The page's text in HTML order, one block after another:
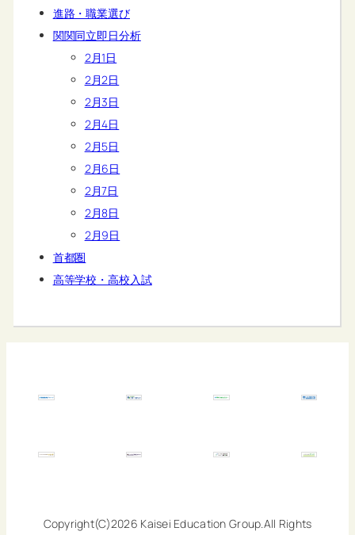
進路・職業選び
関関同立即日分析
2月1日
2月2日
2月3日
2月4日
2月5日
2月6日
2月7日
2月8日
2月9日
首都圏
高等学校・高校入試
Copyright(C)2026 Kaisei Education Group.All Rights